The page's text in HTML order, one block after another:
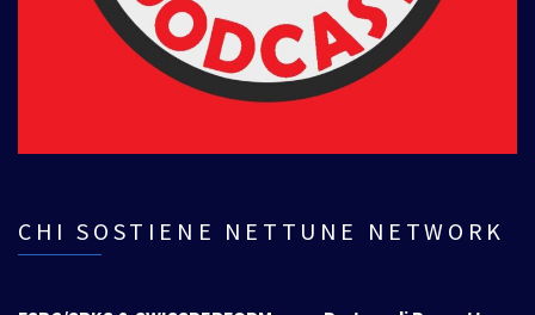
CHI SOSTIENE NETTUNE NETWORK